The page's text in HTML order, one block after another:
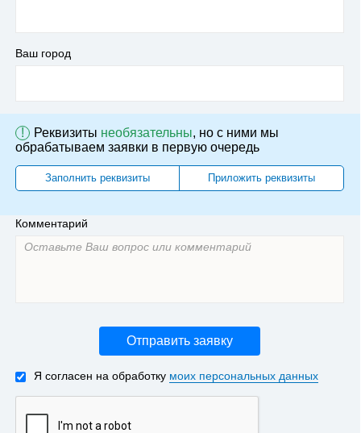
Ваш город
! Реквизиты необязательны, но с ними мы
обрабатываем заявки в первую очередь
Заполнить реквизиты Приложить реквизиты
Комментарий
Отправить заявку
Я согласен на обработку моих персональных данных